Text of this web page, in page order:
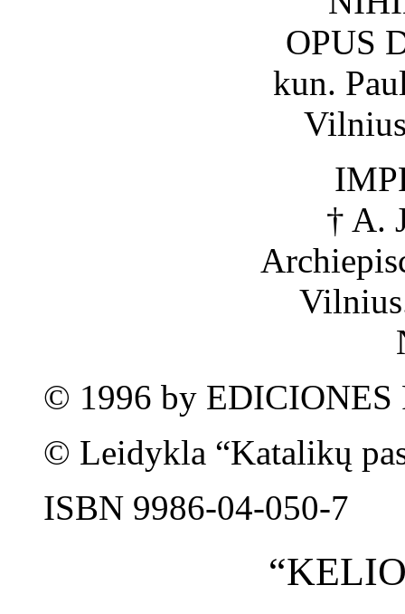
OPUS
kun.
† A.
© 1996 by EDICIONES
© Leidykla “Katalikų
ISBN 9986-04-050-7